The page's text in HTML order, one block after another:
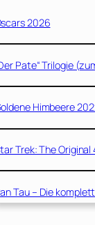
2026
Pate“ Trilogie
Himbeere
Trek: The
Tau – Die